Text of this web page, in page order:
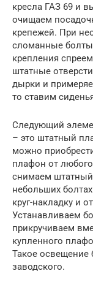
кресла ГАЗ 69 и
очищаем
крепежей. При
сломанные
крепления
штатные
дырки и
то ставим
Следующий
– это штатный
можно
плафон от
снимаем штатный
небольших
круг-накладку и
Устанавливаем
прикручиваем
купленного
Такое освещение
заводского.